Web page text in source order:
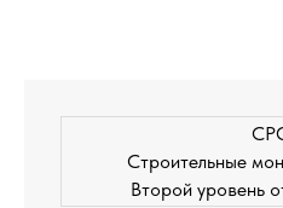
Строительные
Второй уровень